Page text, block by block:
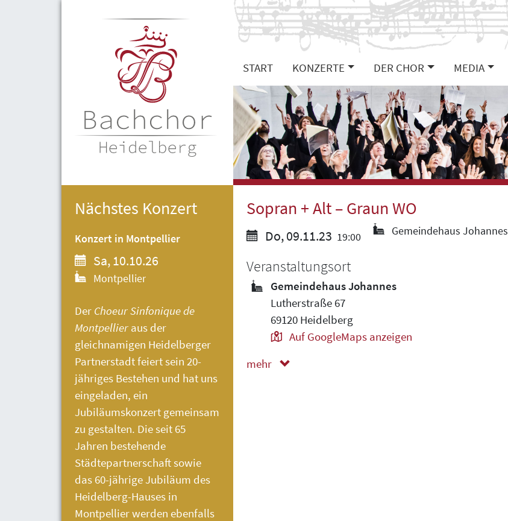
START KONZERTE DER CHOR MEDIA
Sopran + Alt – Graun WO
Do, 09.11.23 19:00 Gemeindehaus Johannes
Veranstaltungsort
Gemeindehaus Johannes
Lutherstraße 67
69120 Heidelberg
Auf GoogleMaps anzeigen
mehr
Nächstes Konzert
Konzert in Montpellier
Sa, 10.10.26
Montpellier
Der Choeur Sinfonique de
Montpellier aus der
gleichnamigen Heidelberger
Partnerstadt feiert sein 20-
jähriges Bestehen und hat uns
eingeladen, ein
Jubiläumskonzert gemeinsam
zu gestalten. Die seit 65
Jahren bestehende
Städtepartnerschaft sowie
das 60-jährige Jubiläum des
Heidelberg-Hauses in
Montpellier werden ebenfalls